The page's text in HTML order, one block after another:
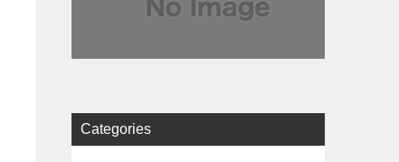
Categories